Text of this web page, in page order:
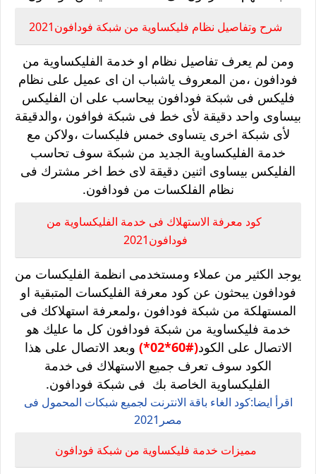
شرح وتفاصيل نظام فليكساوية من شبكة فودافون2021
ومن لم يعرف تفاصيل نظام او خدمة الفليكساوية من
فودافون ،من المعروف ياشباب ان اى عميل على نظام
فليكس فى شبكة فودافون بيحاسب على ان الفليكس
بيساوى واحد دقيقة لأى خط فى شبكة فوافون ،والدقيقة
لأى شبكة اخرى يتساوى خمس فليكسات ،ولاكن مع
خدمة الفليكساوية الجديد من شبكة سوف تحاسب
الفليكس بيساوى اثنين دقيقة لاى خط اخر مشترك فى
نظام الفلكسات من فودافون.
كود معرفة الاستهلاك فى خدمة الفليكساوية من
فودافون2021
يوجد الكثير من عملاء ومستخدمى انظمة الفليكسات من
فودافون يبحثون عن كود معرفة الفليكسات المتبقية او
المستهلكة من شبكة فودافون ،ولمعرفة استهلاكك فى
خدمة فليكساوية من شبكة فودافون كل ما عليك هو
الاتصال على الكود(#60*02*)
وبعد الاتصال على هذا
الكود سوف تعرف جميع الاستهلاك فى خدمة
الفليكساوية الخاصة بك فى شبكة فودافون.
اقرأ ايضا:كود الغاء باقة الانترنت لجميع شبكات المحمول فى
مصر2021
مميزات خدمة فليكساوية من شبكة فودافون